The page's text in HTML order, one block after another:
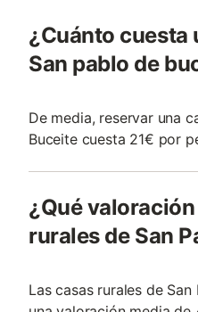
¿Cuánto cuesta
San pablo de
De media, reservar una
Buceite cuesta 21€ por
¿Qué
rurales de San
Las casas rurales de